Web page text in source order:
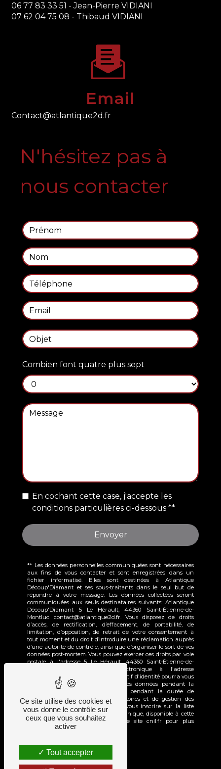
06 77 83 33 51 - Jean-Pierre VIDIANI
07 62 04 75 08 - Thibaud VIDIANI
Email
contact@atlantique2d.fr
N'hésitez pas à
nous contacter
Combien font quatre plus sept
En cochant cette case, j'accepte les
conditions particulières ci-dessous **
Envoyer
** Les données personnelles communiquées sont nécessaires
aux fins de vous contacter et sont enregistrées dans un
fichier informatisé. Elles sont destinées à Atlantique
Découp'Diamant et ses sous-traitants dans le seul but de
répondre à votre message. Les données collectées seront
communiquées aux seuls destinataires suivants: Atlantique
Découp'Diamant 5 Le Hérault, 44360 Saint-Étienne-de-
Montluc contact@atlantique2d.fr. Vous disposez de droits
d’accès, de rectification, d’effacement, de portabilité, de
limitation, d’opposition, de retrait de votre consentement à
tout moment et du droit d’introduire une réclamation auprès
d’une autorité de contrôle, ainsi que d’organiser le sort de vos
données post-mortem. Vous pouvez exercer ces droits par voie
postale à l'adresse 5 Le Hérault, 44360 Saint-Étienne-de-
Montluc ou par courrier électronique à l'adresse
contact@atlantique2d.fr. Un justificatif d'identité pourra vous
être demandé. Nous conservons vos données pendant la
période de prise de contact puis pendant la durée de
prescription légale aux fins probatoires et de gestion des
contentieux. Vous avez le droit de vous inscrire sur la liste
d'opposition au démarchage téléphonique, disponible à cette
adresse:
Bloctel.gouv.fr. Consultez le site cnil.fr pour plus
d’informations sur vos droits.
Ce site utilise des cookies et
vous donne le contrôle sur
ceux que vous souhaitez
activer
Tout accepter